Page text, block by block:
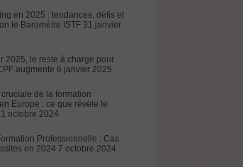
en 2025 : tendances, défis et
le Baromètre ISTF 31 janvier
2025, le reste à charge pour
augmente 6 janvier 2025
cruciale de la formation
Europe : ce que révèle le
octobre 2024
Formation Professionnelle : Cas
en 2024 7 octobre 2024